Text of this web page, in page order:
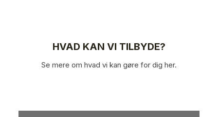
HVAD KAN VI TILBYDE?
Se mere om hvad vi kan gøre for dig her.